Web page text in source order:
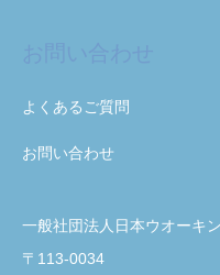
よくあるご質問
お問い合わせ
一般社団法人日本ウオーキ
〒113-0034